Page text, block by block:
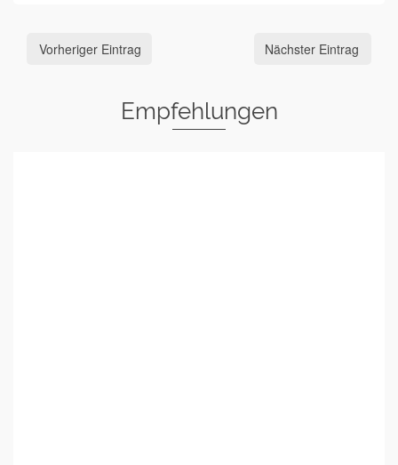
Vorheriger Eintrag Nächster Eintrag
Empfehlungen